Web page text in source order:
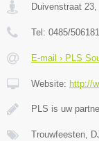
Duivenstraat 23
Tel: 0485/506181
E-mail › PLS
Website: http://
PLS is uw
Trouwfeesten,